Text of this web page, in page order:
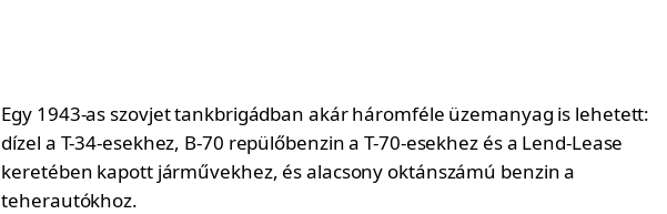
Egy 1943-as szovjet tankbrigádban akár háromféle üzemanyag is lehetett:
dízel a T-34-esekhez, B-70 repülőbenzin a T-70-esekhez és a Lend-Lease
keretében kapott járművekhez, és alacsony oktánszámú benzin a
teherautókhoz.